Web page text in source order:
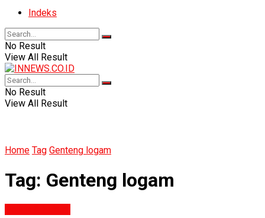
Indeks
No Result
View All Result
No Result
View All Result
Home Tag Genteng logam
Tag: Genteng logam